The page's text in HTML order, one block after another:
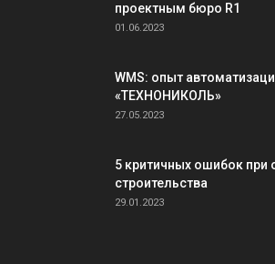
проектным бюро R1
01.06.2023
WMS: опыт
«ТЕХНОНИКОЛЬ»
27.05.2023
5 критичных ошибок при
строительства
29.01.2023